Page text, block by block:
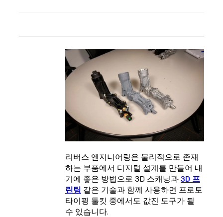
리버스 엔지니어링은 물리적으로 존재
하는 부품에서 디지털 설계를 만들어 내
기에 좋은 방법으로 3D 스캐닝과 3D 프
린팅 같은 기술과 함께 사용하면 프로토
타이핑 툴킷 중에서도 값진 도구가 될
수 있습니다.